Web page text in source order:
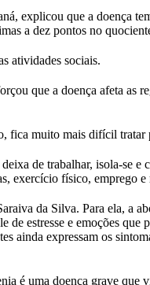
explicou que a doença
a dez pontos no
atividades sociais.
que a doença afeta as
muito mais difícil
de trabalhar, isola-se e
exercício físico, emprego
da Silva. Para ela, a
estresse e emoções que
ainda expressam os
é uma doença grave que